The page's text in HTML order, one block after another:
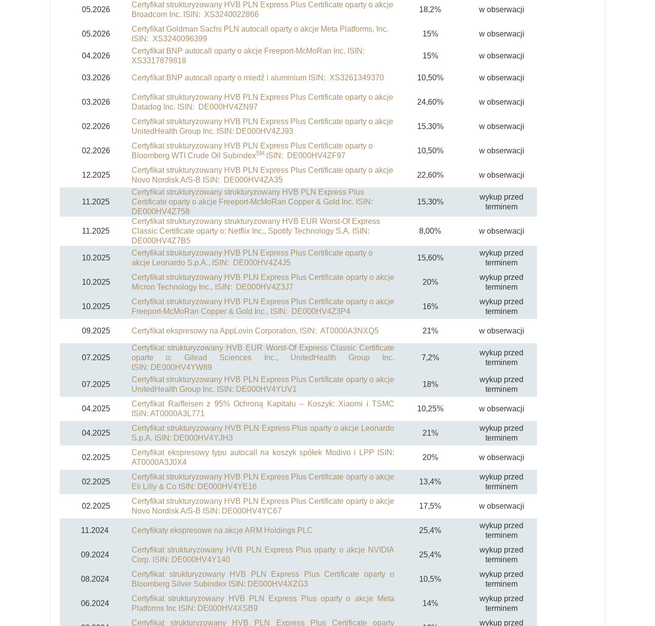
05.2026
Certyfikat strukturyzowany HVB PLN Express Plus Certificate oparty o akcje
Broadcom Inc. ISIN: XS3240022866
18,2% w obserwacji
05.2026
Certyfikat Goldman Sachs PLN autocall oparty o akcje Meta Platforms, Inc.
ISIN: XS3240096399
15% w obserwacji
04.2026
Certyfikat BNP autocall oparty o akcje Freeport-McMoRan Inc. ISIN:
XS3317879818
15% w obserwacji
03.2026 Certyfikat BNP autocall oparty o miedź i aluminium ISIN: XS3261349370 10,50% w obserwacji
03.2026
Certyfikat strukturyzowany HVB PLN Express Plus Certificate oparty o akcje
Datadog Inc. ISIN: DE000HV4ZN97
24,60% w obserwacji
02.2026
Certyfikat strukturyzowany HVB PLN Express Plus Certificate oparty o akcje
UnitedHealth Group Inc. ISIN: DE000HV4ZJ93
15,30% w obserwacji
02.2026
Certyfikat strukturyzowany HVB PLN Express Plus Certificate oparty o
Bloomberg WTI Crude Oil SubindexSM ISIN: DE000HV4ZF97
10,50% w obserwacji
12.2025
Certyfikat strukturyzowany HVB PLN Express Plus Certificate oparty o akcje
Novo Nordisk A/S-B ISIN: DE000HV4ZA35
22,60% w obserwacji
11.2025
Certyfikat strukturyzowany strukturyzowany HVB PLN Express Plus
Certificate oparty o akcje Freeport-McMoRan Copper & Gold Inc. ISIN:
DE000HV4Z758
15,30%
wykup przed
terminem
11.2025
Certyfikat strukturyzowany strukturyzowany HVB EUR Worst-Of Express
Classic Certificate oparty o: Netflix Inc., Spotify Technology S.A. ISIN:
DE000HV4Z7B5
8,00% w obserwacji
10.2025
Certyfikat strukturyzowany HVB PLN Express Plus Certificate oparty o
akcje Leonardo S.p.A., ISIN: DE000HV4Z4J5
15,60%
wykup przed
terminem
10.2025
Certyfikat strukturyzowany HVB PLN Express Plus Certificate oparty o akcje
Micron Technology Inc., ISIN: DE000HV4Z3J7
20%
wykup przed
terminem
10.2025
Certyfikat strukturyzowany HVB PLN Express Plus Certificate oparty o akcje
Freeport-McMoRan Copper & Gold Inc., ISIN: DE000HV4Z3P4
16%
wykup przed
terminem
09.2025 Certyfikat ekspresowy na AppLovin Corporation, ISIN: AT0000A3NXQ5 21% w obserwacji
07.2025
Certyfikat strukturyzowany HVB EUR Worst-Of Express Classic Certificate
oparte o: Gilead Sciences Inc., UnitedHealth Group Inc.
ISIN: DE000HV4YW89
7,2%
wykup przed
terminem
07.2025
Certyfikat strukturyzowany HVB PLN Express Plus Certificate oparty o akcje
UnitedHealth Group Inc. ISIN: DE000HV4YUV1
18%
wykup przed
terminem
04.2025
Certyfikat Raiffeisen z 95% Ochroną Kapitału – Koszyk: Xiaomi i TSMC
ISIN: AT0000A3L771
10,25% w obserwacji
04.2025
Certyfikat strukturyzowany HVB PLN Express Plus oparty o akcje Leonardo
S.p.A. ISIN: DE000HV4YJH3
21%
wykup przed
terminem
02.2025
Certyfikat ekspresowy typu autocall na koszyk spółek Modivo i LPP ISIN:
AT0000A3J0X4
20% w obserwacji
02.2025
Certyfikat strukturyzowany HVB PLN Express Plus Certificate oparty o akcje
Eli Lilly & Co ISIN: DE000HV4YE16
13,4%
wykup przed
terminem
02.2025
Certyfikat strukturyzowany HVB PLN Express Plus Certificate oparty o akcje
Novo Nordisk A/S-B ISIN: DE000HV4YC67
17,5% w obserwacji
11.2024 Certyfikaty ekspresowe na akcje ARM Holdings PLC 25,4%
wykup przed
terminem
09.2024
Certyfikat strukturyzowany HVB PLN Express Plus oparty o akcje NVIDIA
Corp. ISIN: DE000HV4Y140
25,4%
wykup przed
terminem
08.2024
Certyfikat strukturyzowany HVB PLN Express Plus Certificate oparty o
Bloomberg Silver Subindex ISIN: DE000HV4XZG3
10,5%
wykup przed
terminem
06.2024
Certyfikat strukturyzowany HVB PLN Express Plus oparty o akcje Meta
Platforms Inc ISIN: DE000HV4XSB9
14%
wykup przed
terminem
Certyfikat strukturyzowany HVB PLN Express Plus Certificate oparty
wykup przed